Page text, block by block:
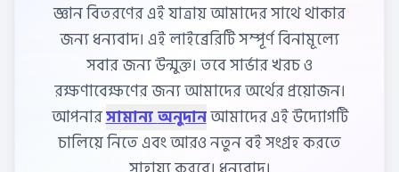
জ্ঞান বিতরণের এই যাত্রায় আমাদের সাথে থাকার
জন্য ধন্যবাদ। এই লাইব্রেরিটি সম্পূর্ণ বিনামূল্যে
সবার জন্য উন্মুক্ত। তবে সার্ভার খরচ ও
রক্ষণাবেক্ষণের জন্য আমাদের অর্থের প্রয়োজন।
আপনার
সামান্য অনুদানআমাদের এই উদ্যোগটি
চালিয়ে নিতে এবং আরও নতুন বই সংগ্রহ করতে